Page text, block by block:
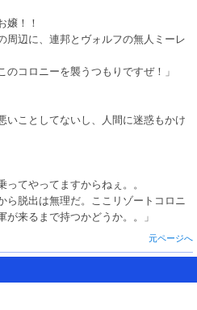
嬢！！
辺に、連邦とヴォルフの無人ミーレ
コロニーを襲うつもりですぜ！」
ことしてないし、人間に迷惑もかけ
ってやってますからねぇ。。
脱出は無理だ。ここリゾートコロニ
来るまで持つかどうか。。」
元ページへ